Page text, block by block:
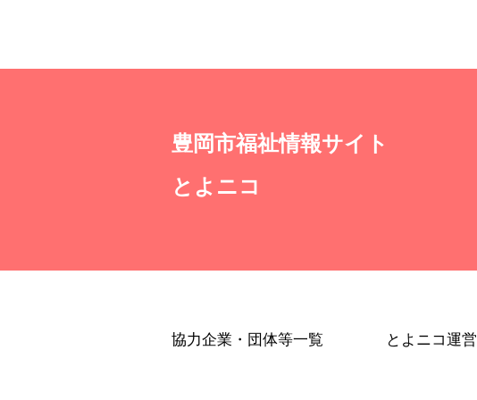
豊岡市福祉情報サイト
とよニコ
協力企業・団体等一覧 とよニコ運